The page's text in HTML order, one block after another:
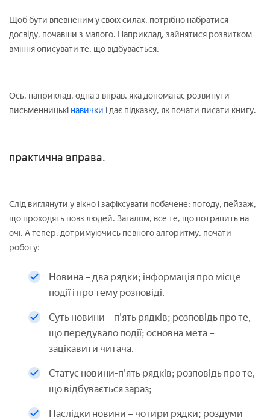
Щоб бути впевненим у своїх силах, потрібно набратися
досвіду, почавши з малого. Наприклад, зайнятися розвитком
вміння описувати те, що відбувається.
Ось, наприклад, одна з вправ, яка допомагає розвинути
письменницькі навички і дає підказку, як почати писати книгу.
практична вправа.
Слід виглянути у вікно і зафіксувати побачене: погоду, пейзаж,
що проходять повз людей. Загалом, все те, що потрапить на
очі. А тепер, дотримуючись певного алгоритму, почати
роботу:
Новина – два рядки; інформація про місце
події і про тему розповіді.
Суть новини – п'ять рядків; розповідь про те,
що передувало події; основна мета –
зацікавити читача.
Статус новини-п'ять рядків; розповідь про те,
що відбувається зараз;
Наслідки новини – чотири рядки; роздуми